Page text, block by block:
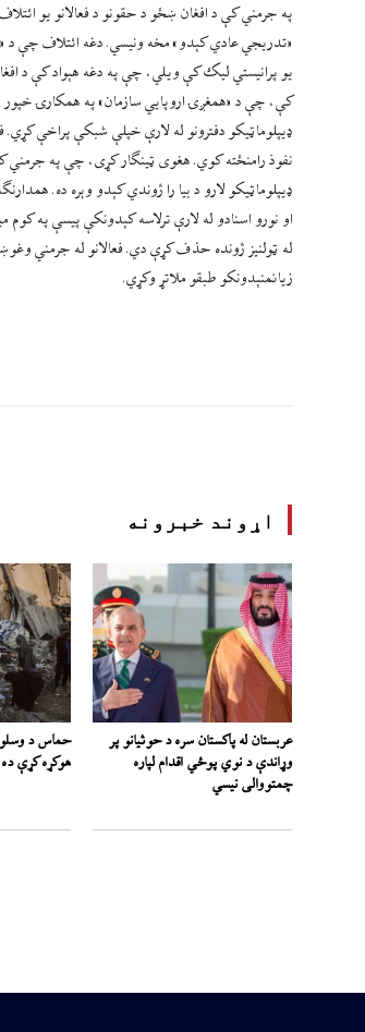
په جرمني کې د افغان ښځو د حقونو د فعالانو یو
«تدریجي عادي کېدو» مخه ونیسي. دغه ائتلاف چې د
یو پرانیستي لیک کې ویلي، چې په دغه هېواد کې د
کې، چې د «همغږۍ اروپایي سازمان» په همکارۍ
ډیپلوماټیکو دفترونو له لارې خپلې شبکې پراخې
نفوذ رامنځته کوي. هغوی ټینګار کړی، چې په جرمني
ډیپلوماټیکو لارو د بیا را ژوندي کېدو وېره ده.
او نورو اسنادو له لارې ترلاسه کېدونکې پیسې په کوم
له ټولنیز ژونده حذف کړې دي. فعالانو له جرمني
زیانمنېدونکو طبقو ملاتړ وکړي.
اړوند خبرونه
عربستان له پاکستان سره د حوثیانو پر
وړاندې د نوي پوځي اقدام لپاره
چمتووالی نیسي
حماس د
هوکړه کړې ده